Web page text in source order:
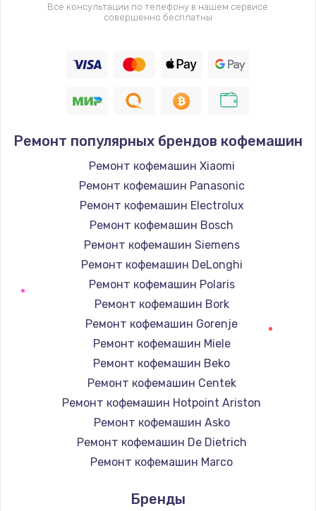
Замена микросхемы Bluetooth
от 550 руб.
Ремонт Bluetooth модуля
от 880 руб.
Заказать
Ремонт динамика
от 550 руб.
Заказать
Ремонт микросхемы питания
от 1100 руб.
Заказать
Замена задней крышки
от 550 руб.
Заказать
от 550 руб.
Все консультации по телефону в нашем сервисе
совершенно бесплатны
Ремонт популярных брендов кофемашин
Ремонт кофемашин Xiaomi
Ремонт кофемашин Panasonic
Ремонт кофемашин Electrolux
Ремонт кофемашин Bosch
Ремонт кофемашин Siemens
Ремонт кофемашин DeLonghi
Ремонт кофемашин Polaris
Ремонт кофемашин Bork
Ремонт кофемашин Gorenje
Ремонт кофемашин Miele
Ремонт кофемашин Beko
Ремонт кофемашин Centek
Ремонт кофемашин Hotpoint Ariston
Ремонт кофемашин Asko
Ремонт кофемашин De Dietrich
Ремонт кофемашин Marco
Ремонт кофемашин Jura
Бренды